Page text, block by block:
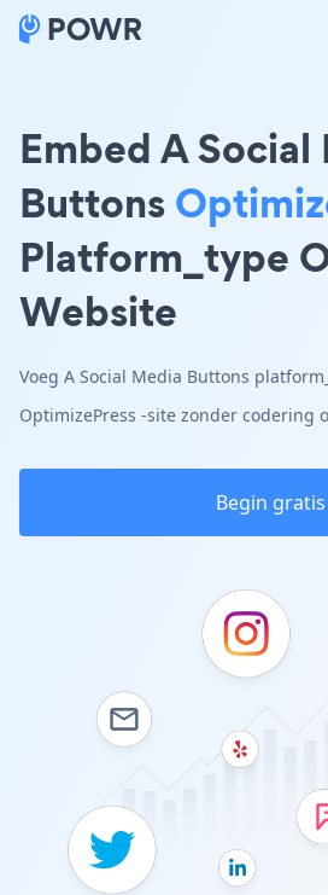
Embed A Social
Buttons
Platform_type
Website
Voeg A Social Media Buttons
OptimizePress -site zonder codering
Begin gratis